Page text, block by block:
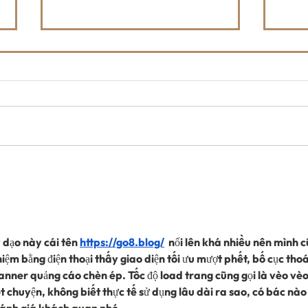
này cái tên https://go8.blog/ nổi lên khá nhiều nên mình
bằng điện thoại thấy giao diện tối ưu mượt phết, bố cục
quảng cáo chèn ép. Tốc độ load trang cũng gọi là vèo
chuyện, không biết thực tế sử dụng lâu dài ra sao, có bác